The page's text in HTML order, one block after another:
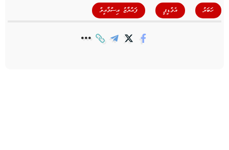
ހަބަރު އެމްޑީޕީ ފައްޔާޒު އިސްމާއީލް